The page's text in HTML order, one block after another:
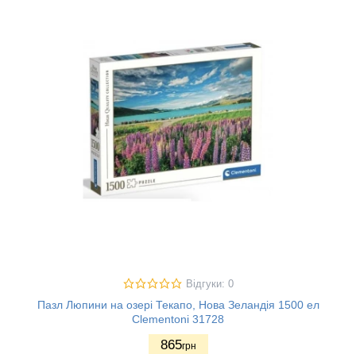
Відгуки: 0
Пазл Люпини на озері Текапо, Нова Зеландія 1500 ел
Clementoni 31728
865грн